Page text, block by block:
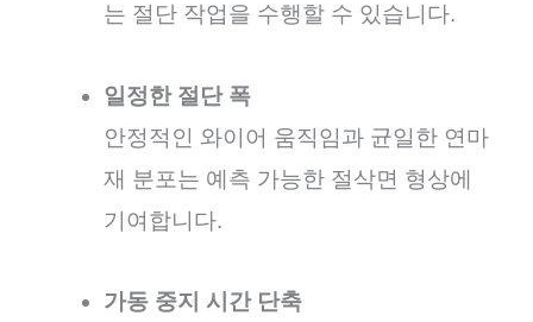
는 절단 작업을 수행할 수 있습니다.
일정한 절단 폭
안정적인 와이어 움직임과 균일한 연마
재 분포는 예측 가능한 절삭면 형상에
기여합니다.
가동 중지 시간 단축